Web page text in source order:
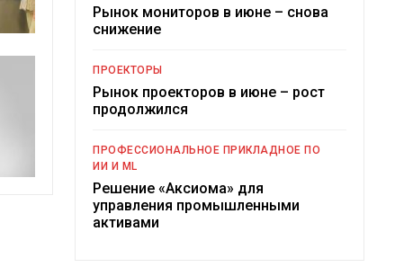
Рынок мониторов в июне – снова
снижение
ПРОЕКТОРЫ
Рынок проекторов в июне – рост
продолжился
ПРОФЕССИОНАЛЬНОЕ ПРИКЛАДНОЕ ПО
ИИ И ML
Решение «Аксиома» для
управления промышленными
активами